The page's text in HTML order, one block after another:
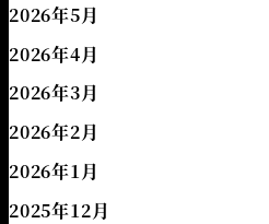
2026年5月
2026年4月
2026年3月
2026年2月
2026年1月
2025年12月